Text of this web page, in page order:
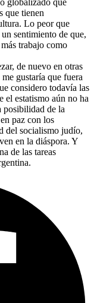
que tienen
Lo peor que
sentimiento de que,
trabajo como
de nuevo en otras
gustaría que fuera
considero todavía las
el estatismo aún no ha
posibilidad de la
paz con los
del socialismo judío,
en la diáspora. Y
de las tareas